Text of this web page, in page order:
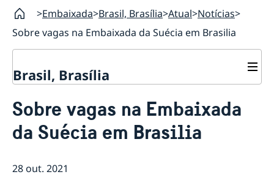
Embaixada Brasil, Brasília Atual Notícias
Sobre vagas na Embaixada da Suécia em Brasilia
Brasil, Brasília
Equipe da embaixada
Tratamento de dados pessoais na embaixada da
Suécia em Brasília
Atual
Notícias
Ministro para Defesa Civil da Suécia visita o Brasil em
Sobre vagas na Embaixada
da Suécia em Brasilia
28 out. 2021